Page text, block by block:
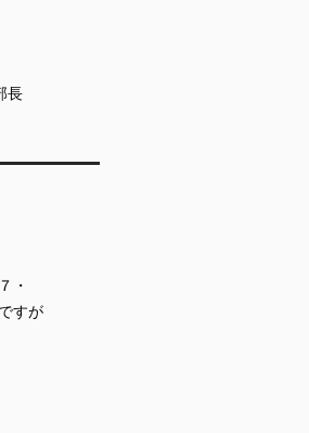
長
・
すが